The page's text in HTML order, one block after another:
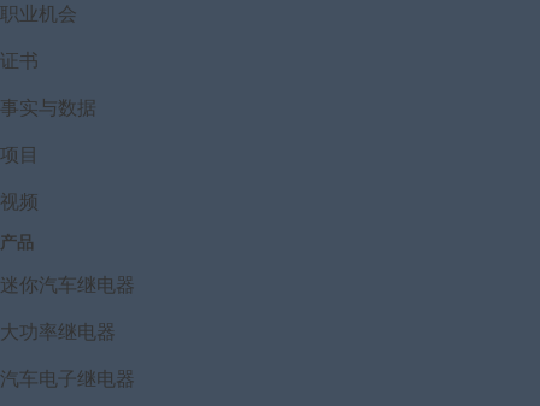
职业机会
证书
事实与数据
项目
视频
产品
迷你汽车继电器
大功率继电器
汽车电子继电器